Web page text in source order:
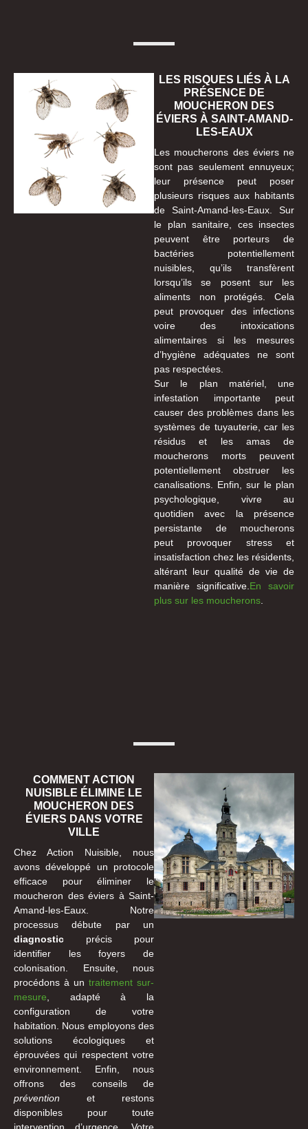
LES RISQUES LIÉS À LA
PRÉSENCE DE
MOUCHERON DES
ÉVIERS À SAINT-AMAND-
LES-EAUX
Les moucherons des éviers ne
sont pas seulement ennuyeux;
leur présence peut poser
plusieurs risques aux habitants
de Saint-Amand-les-Eaux. Sur
le plan sanitaire, ces insectes
peuvent être porteurs de
bactéries potentiellement
nuisibles, qu’ils transfèrent
lorsqu’ils se posent sur les
aliments non protégés. Cela
peut provoquer des infections
voire des intoxications
alimentaires si les mesures
d’hygiène adéquates ne sont
pas respectées.
Sur le plan matériel, une
infestation importante peut
causer des problèmes dans les
systèmes de tuyauterie, car les
résidus et les amas de
moucherons morts peuvent
potentiellement obstruer les
canalisations. Enfin, sur le plan
psychologique, vivre au
quotidien avec la présence
persistante de moucherons
peut provoquer stress et
insatisfaction chez les résidents,
altérant leur qualité de vie de
manière significative.En savoir
plus sur les moucherons.
COMMENT ACTION
NUISIBLE ÉLIMINE LE
MOUCHERON DES
ÉVIERS DANS VOTRE
VILLE
Chez Action Nuisible, nous
avons développé un protocole
efficace pour éliminer le
moucheron des éviers à Saint-
Amand-les-Eaux. Notre
processus débute par un
diagnostic précis pour
identifier les foyers de
colonisation. Ensuite, nous
procédons à un traitement sur-
mesure , adapté à la
configuration de votre
habitation. Nous employons des
solutions écologiques et
éprouvées qui respectent votre
environnement. Enfin, nous
offrons des conseils de
prévention et restons
disponibles pour toute